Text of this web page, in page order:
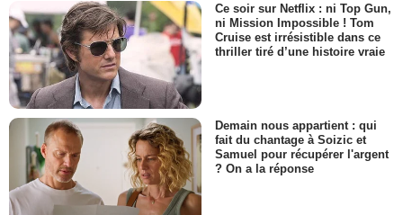
Ce soir sur Netflix : ni Top Gun,
ni Mission Impossible ! Tom
Cruise est irrésistible dans ce
thriller tiré d’une histoire vraie
Demain nous appartient : qui
fait du chantage à Soizic et
Samuel pour récupérer l'argent
? On a la réponse